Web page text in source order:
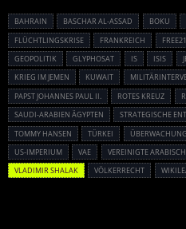
BAHRAIN BASCHAR AL-ASSAD BOKU
FLÜCHTLINGSKRISE
FRANKREICH FREE21
GEOPOLITIK
GLYPHOSAT IS ISIS
KRIEG IM JEMEN
KUWAIT
PAPST JOHANNES PAUL II.
ROTES KREUZ
SAUDI-ARABIEN ÄGYPTEN
STRATEGISCHE
TOMMY HANSEN
TÜRKEI ÜBERWACHUNG
US-IMPERIUM
VAE VEREINIGTE
VLADIMIR SHALAK
VÖLKERRECHT